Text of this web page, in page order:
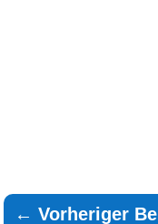
←Vorheriger